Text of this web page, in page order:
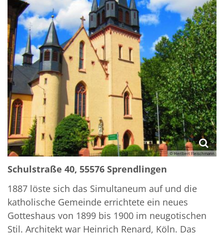
© Heribert Fleischmann
Schulstraße 40, 55576 Sprendlingen
1887 löste sich das Simultaneum auf und die
katholische Gemeinde errichtete ein neues
Gotteshaus von 1899 bis 1900 im neugotischen
Stil. Architekt war Heinrich Renard, Köln. Das